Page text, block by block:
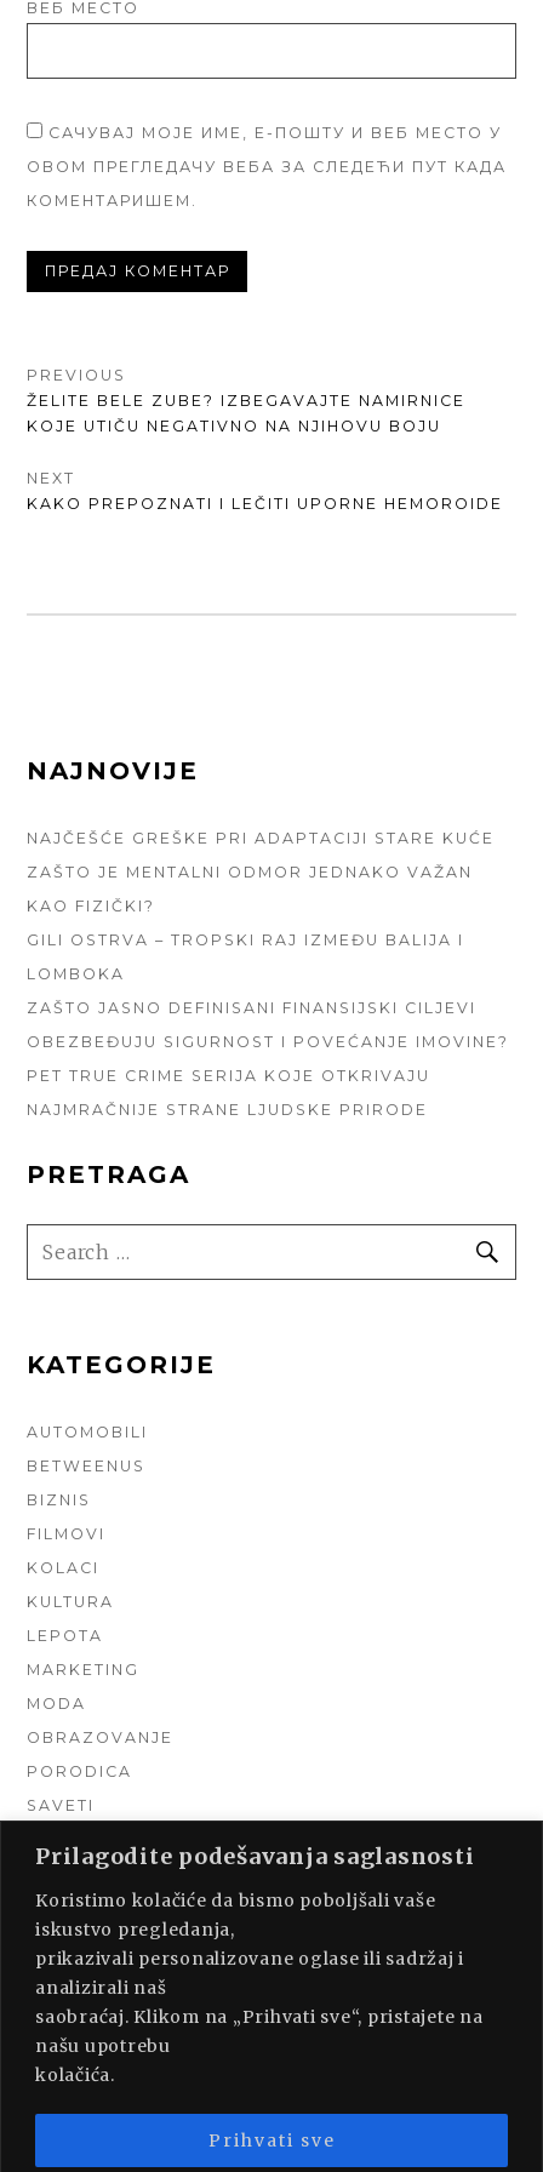
Prilagodite podešavanja saglasnosti
Koristimo kolačiće da bismo poboljšali vaše
iskustvo pregledanja,
prikazivali personalizovane oglase ili sadržaj i
analizirali naš
saobraćaj. Klikom na „Prihvati sve“, pristajete na
našu upotrebu
kolačića.
Prihvati sve
ВЕБ МЕСТО
САЧУВАЈ МОЈЕ ИМЕ, Е-ПОШТУ И ВЕБ МЕСТО У
ОВОМ ПРЕГЛЕДАЧУ ВЕБА ЗА СЛЕДЕЋИ ПУТ КАДА
КОМЕНТАРИШЕМ.
КРЕТАЊЕ
ЧЛАНКА
PREVIOUS
PREVIOUS
POST:
ŽELITE BELE ZUBE? IZBEGAVAJTE NAMIRNICE
KOJE UTIČU NEGATIVNO NA NJIHOVU BOJU
NEXT
NEXT
KAKO PREPOZNATI I LEČITI UPORNE HEMOROIDE
FOOTER
NAJNOVIJE
NAJČEŠĆE GREŠKE PRI ADAPTACIJI STARE KUĆE
ZAŠTO JE MENTALNI ODMOR JEDNAKO VAŽAN
KAO FIZIČKI?
GILI OSTRVA – TROPSKI RAJ IZMEĐU BALIJA I
LOMBOKA
ZAŠTO JASNO DEFINISANI FINANSIJSKI CILJEVI
OBEZBEĐUJU SIGURNOST I POVEĆANJE IMOVINE?
PET TRUE CRIME SERIJA KOJE OTKRIVAJU
NAJMRAČNIJE STRANE LJUDSKE PRIRODE
PRETRAGA
SEARCH
FOR:
KATEGORIJE
AUTOMOBILI
BETWEENUS
BIZNIS
FILMOVI
KOLACI
KULTURA
LEPOTA
MARKETING
MODA
OBRAZOVANJE
PORODICA
SAVETI
TURIZAM
UNCATEGORIZED
URADI SAM
UREĐENJE DOMA
ZDRAVLJE